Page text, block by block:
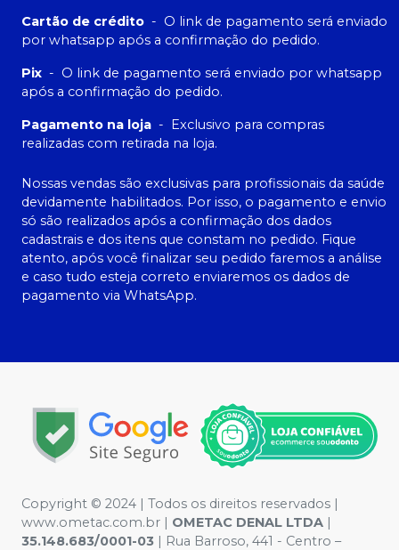
Cartão de crédito - O link de pagamento será enviado
por whatsapp após a confirmação do pedido.
Pix - O link de pagamento será enviado por whatsapp
após a confirmação do pedido.
Pagamento na loja - Exclusivo para compras
realizadas com retirada na loja.
Nossas vendas são exclusivas para profissionais da saúde
devidamente habilitados. Por isso, o pagamento e envio
só são realizados após a confirmação dos dados
cadastrais e dos itens que constam no pedido. Fique
atento, após você finalizar seu pedido faremos a análise
e caso tudo esteja correto enviaremos os dados de
pagamento via WhatsApp.
Copyright © 2024 | Todos os direitos reservados |
www.ometac.com.br | OMETAC DENAL LTDA |
35.148.683/0001-03 | Rua Barroso, 441 - Centro –